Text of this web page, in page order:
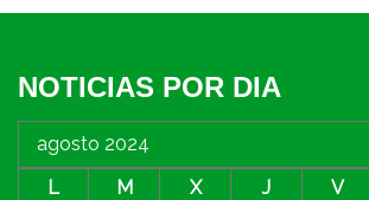
NOTICIAS POR DIA
agosto 2024
L
M X J V